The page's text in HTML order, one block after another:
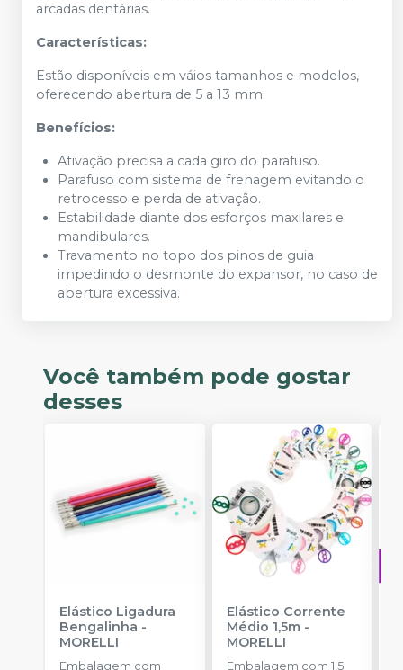
arcadas dentárias.
Características:
Estão disponíveis em váios tamanhos e modelos,
oferecendo abertura de 5 a 13 mm.
Benefícios:
Ativação precisa a cada giro do parafuso.
Parafuso com sistema de frenagem evitando o
retrocesso e perda de ativação.
Estabilidade diante dos esforços maxilares e
mandibulares.
Travamento no topo dos pinos de guia
impedindo o desmonte do expansor, no caso de
abertura excessiva.
Você também pode gostar
desses
Elástico Ligadura
Bengalinha -
MORELLI
Embalagem com
Elástico Corrente
Médio 1,5m-
MORELLI
Embalagem com 1,5